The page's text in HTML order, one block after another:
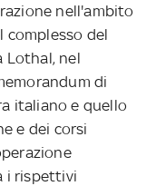
nell'ambito
complesso del
Lothal, nel
di
italiano e quello
e dei corsi
i rispettivi